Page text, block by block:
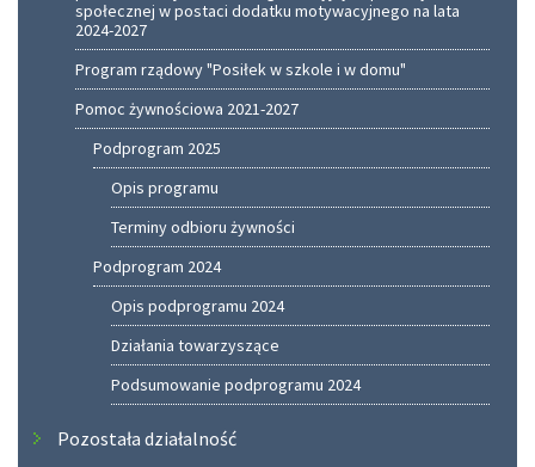
społecznej w postaci dodatku motywacyjnego na lata
2024-2027
Program rządowy "Posiłek w szkole i w domu"
Pomoc żywnościowa 2021-2027
Podprogram 2025
Opis programu
Terminy odbioru żywności
Podprogram 2024
Opis podprogramu 2024
Działania towarzyszące
Podsumowanie podprogramu 2024
Pozostała działalność